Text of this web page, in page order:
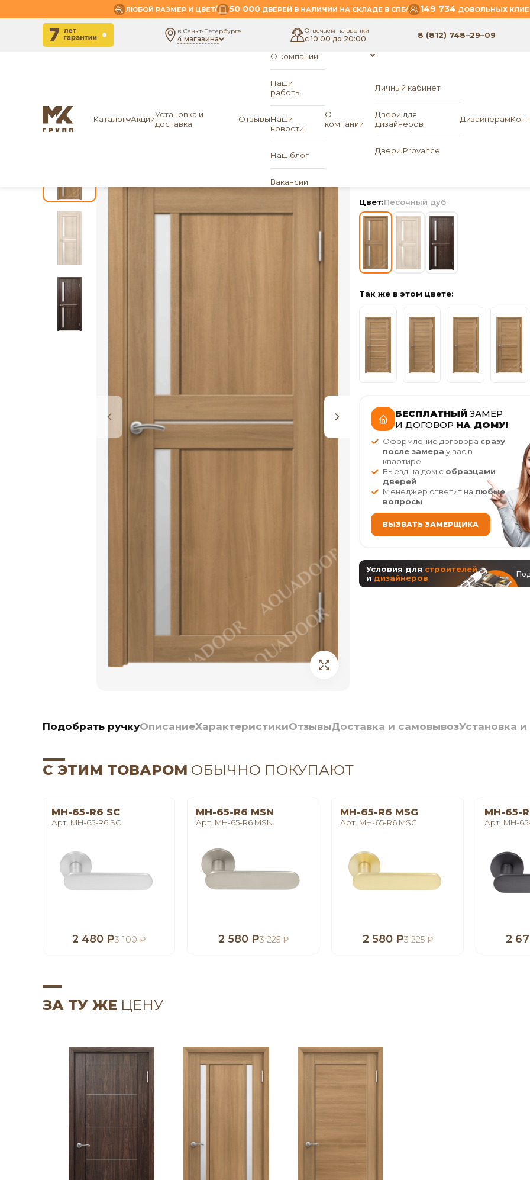
ЛЮБОЙ РАЗМЕР И ЦВЕТ/ 50 000ДВЕРЕЙ В НАЛИЧИИ НА СКЛАДЕ В СПБ/ 149 734 ДОВОЛЬНЫХ
в Санкт-Петербурге
4 магазина
Отвечаем на звонки
с 10:00 до 20:00 8 (812) 748–29–09
Каталог АкцииУстановка и
доставка
Отзывы
О
компании
О компании
Наши
работы
Наши
новости
Наш блог
Вакансии
Дизайнерам
Личный кабинет
Двери для
дизайнеров
Двери Provance
Главная Влагостойкие двери - - QUINTO
Влагостойкая
Цвет:Песочный дуб
Так же в этом цвете:
БЕСПЛАТНЫЙ ЗАМЕР
И ДОГОВОР НА ДОМУ!
Оформление договора сразу
после замера у вас в
квартире
Выезд на дом с образцами
дверей
Менеджер ответит на любые
вопросы
ВЫЗВАТЬ ЗАМЕРЩИКА
Условия для строителей
и дизайнеров
Подобрать ручкуОписаниеХарактеристикиОтзывыДоставка и самовывозУстановка
С ЭТИМ ТОВАРОМ ОБЫЧНО ПОКУПАЮТ
MH-65-R6 SC
Арт. MH-65-R6 SC
2 480 ₽3 100 ₽
MH-65-R6 MSN
Арт. MH-65-R6 MSN
2 580 ₽3 225 ₽
MH-65-R6 MSG
Арт. MH-65-R6 MSG
2 580 ₽3 225 ₽
MH-65-
Арт. MH-
2
ЗА ТУ ЖЕ ЦЕНУ